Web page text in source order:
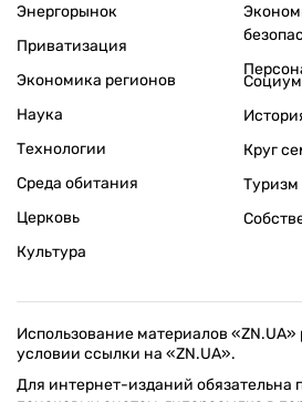
Энергорынок
Приватизация
Экономика регионов
Наука
Технологии
Среда обитания
Церковь
Культура
Социум
Круг
Туризм
Использование материалов «ZN.UA»
условии ссылки на «ZN.UA».
Для интернет-изданий обязательна